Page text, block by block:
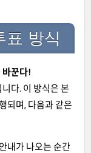
표 방식
바꾼다!
다. 이 방식은 본
되며, 다음과 같은
내가 나오는 순간